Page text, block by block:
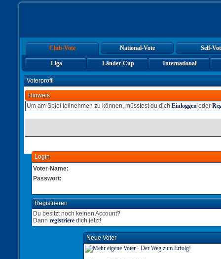
Club-Vote National-Vote Self-
Liga Länder-Cup International
Voterprofil
Hinweis
Um am Spiel teilnehmen zu können, müsstest du dich Einloggen oder
Login
Voter-Name:
Passwort:
Registrieren
Du besitzt noch keinen Account?
Dann registriere dich jetzt!
Neue Voter